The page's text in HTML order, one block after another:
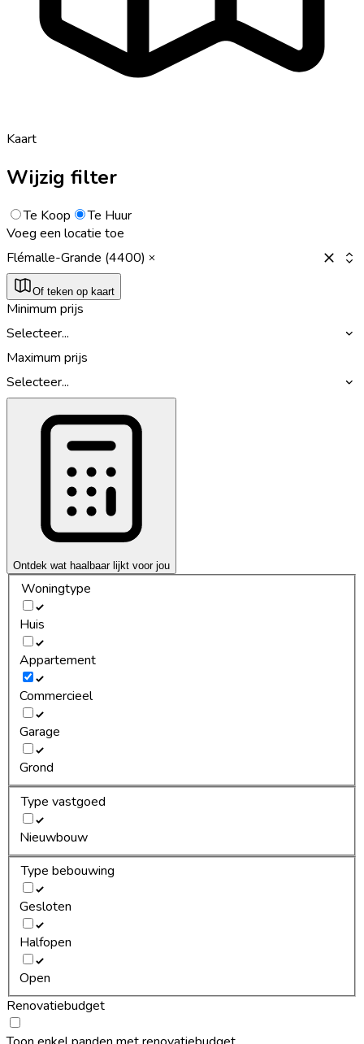
Kaart
Wijzig filter
Te Koop
Te Huur
Voeg een locatie toe
Flémalle-Grande (4400)
Of teken op kaart
Minimum prijs
Selecteer...
Maximum prijs
Selecteer...
Ontdek wat haalbaar lijkt voor jou
Woningtype
Huis
Appartement
Commercieel
Garage
Grond
Type vastgoed
Nieuwbouw
Type bebouwing
Gesloten
Halfopen
Open
Renovatiebudget